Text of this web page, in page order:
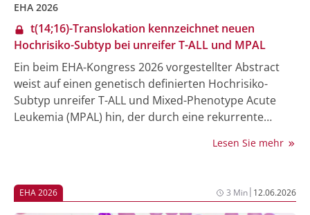
EHA 2026
t(14;16)-Translokation kennzeichnet neuen
Hochrisiko-Subtyp bei unreifer T-ALL und MPAL
Ein beim EHA-Kongress 2026 vorgestellter Abstract
weist auf einen genetisch definierten Hochrisiko-
Subtyp unreifer T-ALL und Mixed-Phenotype Acute
Leukemia (MPAL) hin, der durch eine rekurrente
betroffenen Fälle waren durch ektopische Aktivierung
Immunphänotyp mit Expression B-lymphoider Marker
und Refraktärität gegenüber Erstlinientherapien
Lesen Sie mehr
EHA 2026 3 Min| 12.06.2026